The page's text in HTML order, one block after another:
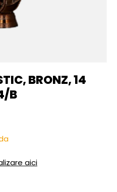
BRONZ, 14
B
aici